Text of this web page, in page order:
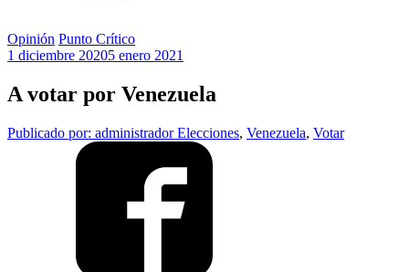
Opinión Punto Crítico
1 diciembre 20205 enero 2021
A votar por Venezuela
Publicado por: administradorElecciones, Venezuela, Votar